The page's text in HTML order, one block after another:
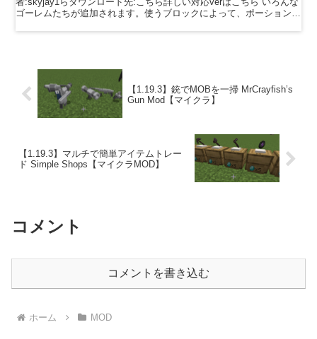
ゴーレムたちが追加されます。使うブロックによって、ポーション効
【1.19.3】銃でMOBを一掃 MrCrayfish’s
Gun Mod【マイクラ】
【1.19.3】マルチで簡単アイテムトレー
ド Simple Shops【マイクラMOD】
コメント
コメントを書き込む
ホーム MOD